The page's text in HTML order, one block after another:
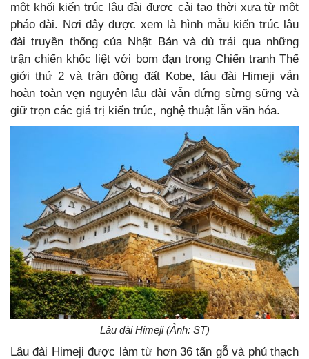
một khối kiến trúc lâu đài được cải tạo thời xưa từ một
pháo đài. Nơi đây được xem là hình mẫu kiến trúc lâu
đài truyền thống của Nhật Bản và dù trải qua những
trận chiến khốc liệt với bom đạn trong Chiến tranh Thế
giới thứ 2 và trận động đất Kobe, lâu đài Himeji vẫn
hoàn toàn vẹn nguyên lâu đài vẫn đứng sừng sững và
giữ trọn các giá trị kiến trúc, nghệ thuật lẫn văn hóa.
Lâu đài Himeji (Ảnh: ST)
Lâu đài Himeji được làm từ hơn 36 tấn gỗ và phủ thạch